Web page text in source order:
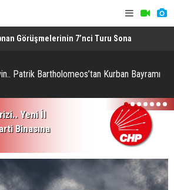
Görüşmelerinin 7’nci Turu Sona
Patrik Bartholomeos’tan Kurban Bayramı
Yeni İl
Binasına
1 2 3 4 5 6 7